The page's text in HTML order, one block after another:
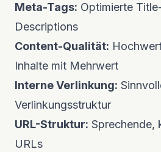
Meta-Tags: Optimierte
Descriptions
Content-Qualität:
Inhalte mit Mehrwert
Interne Verlinkung:
Verlinkungsstruktur
URL-Struktur: Sprechende,
URLs